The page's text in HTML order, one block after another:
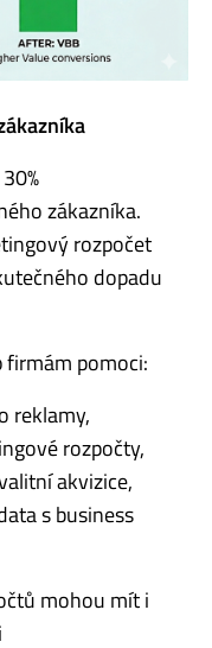
ého zákazníka.
rozpočet
ého dopadu
firmám pomoci:
reklamy,
érozpočty,
akvizice,
s business
mohou mít i